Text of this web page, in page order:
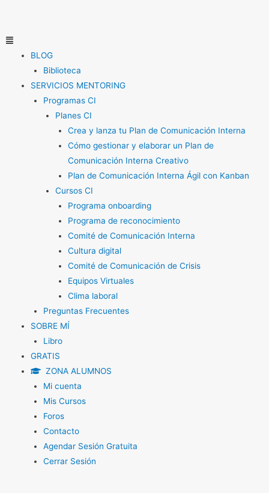
contenido
Menú
BLOG
Biblioteca
SERVICIOS MENTORING
Programas CI
Planes CI
Crea y lanza tu Plan de Comunicación Interna
Cómo gestionar y elaborar un Plan de
Comunicación Interna Creativo
Plan de Comunicación Interna Ágil con Kanban
Cursos CI
Programa onboarding
Programa de reconocimiento
Comité de Comunicación Interna
Cultura digital
Comité de Comunicación de Crisis
Equipos Virtuales
Clima laboral
Preguntas Frecuentes
SOBRE MÍ
Libro
GRATIS
ZONA ALUMNOS
Mi cuenta
Mis Cursos
Foros
Contacto
Agendar Sesión Gratuita
Cerrar Sesión